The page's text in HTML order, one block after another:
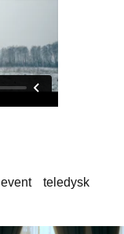
event teledysk